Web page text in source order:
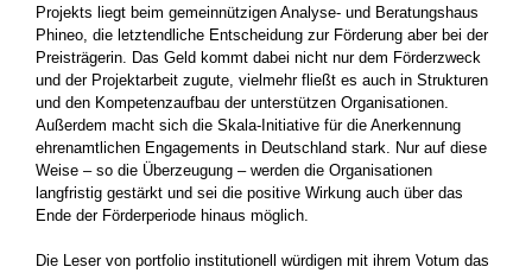
Projekts liegt beim gemeinnützigen Analyse- und Beratungshaus
Phineo, die letztendliche Entscheidung zur Förderung aber bei der
Preisträgerin. Das Geld kommt dabei nicht nur dem Förderzweck
und der Projektarbeit zugute, vielmehr fließt es auch in Strukturen
und den Kompetenzaufbau der unterstützen ­Organisationen.
Außerdem macht sich die Skala-Initiative für die Anerkennung
ehrenamtlichen Engagements in Deutschland stark. Nur auf diese
Weise – so die Überzeugung – werden die Organisationen
langfristig gestärkt und sei die positive Wirkung auch über das
Ende der Förderperiode hinaus möglich.
Die Leser von portfolio institutionell würdigen mit ­ihrem Votum das